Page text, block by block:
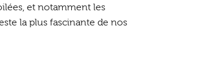
et notamment les
la plus fascinante de nos